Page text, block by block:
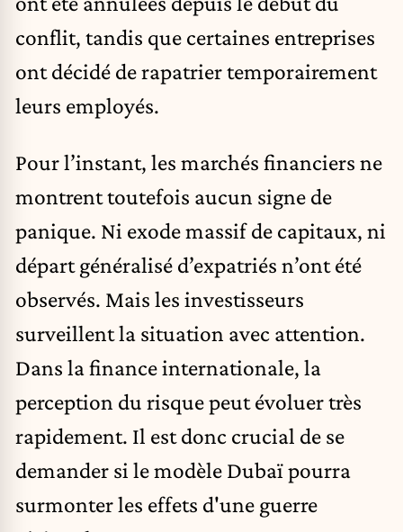
conflit, tandis que certaines entreprises
ont décidé de rapatrier temporairement
leurs employés.
Pour l’instant, les marchés financiers ne
montrent toutefois aucun signe de
panique. Ni exode massif de capitaux, ni
départ généralisé d’expatriés n’ont été
observés. Mais les investisseurs
surveillent la situation avec attention.
Dans la finance internationale, la
perception du risque peut évoluer très
rapidement. Il est donc crucial de se
demander si le modèle Dubaï pourra
surmonter les effets d'une guerre